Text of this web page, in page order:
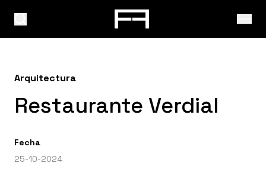
Arquitectura
Restaurante Verdial
Fecha
25-10-2024